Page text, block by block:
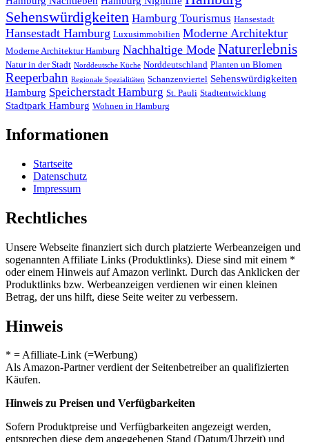
Sehenswürdigkeiten Hamburg Tourismus Hansestadt
Hansestadt Hamburg Luxusimmobilien Moderne Architektur
Moderne Architektur Hamburg Nachhaltige Mode Naturerlebnis
Natur in der Stadt Norddeutsche Küche Norddeutschland Planten un Blomen
Reeperbahn Regionale Spezialitäten Schanzenviertel Sehenswürdigkeiten
Hamburg Speicherstadt Hamburg St. Pauli Stadtentwicklung
Stadtpark Hamburg Wohnen in Hamburg
Informationen
Startseite
Datenschutz
Impressum
Rechtliches
Unsere Webseite finanziert sich durch platzierte Werbeanzeigen und
sogenannten Affiliate Links (Produktlinks). Diese sind mit einem *
oder einem Hinweis auf Amazon verlinkt. Durch das Anklicken der
Produktlinks bzw. Werbeanzeigen verdienen wir einen kleinen
Betrag, der uns hilft, diese Seite weiter zu verbessern.
Hinweis
* = Afilliate-Link (=Werbung)
Als Amazon-Partner verdient der Seitenbetreiber an qualifizierten
Käufen.
Hinweis zu Preisen und Verfügbarkeiten
Sofern Produktpreise und Verfügbarkeiten angezeigt werden,
entsprechen diese dem angegebenen Stand (Datum/Uhrzeit) und